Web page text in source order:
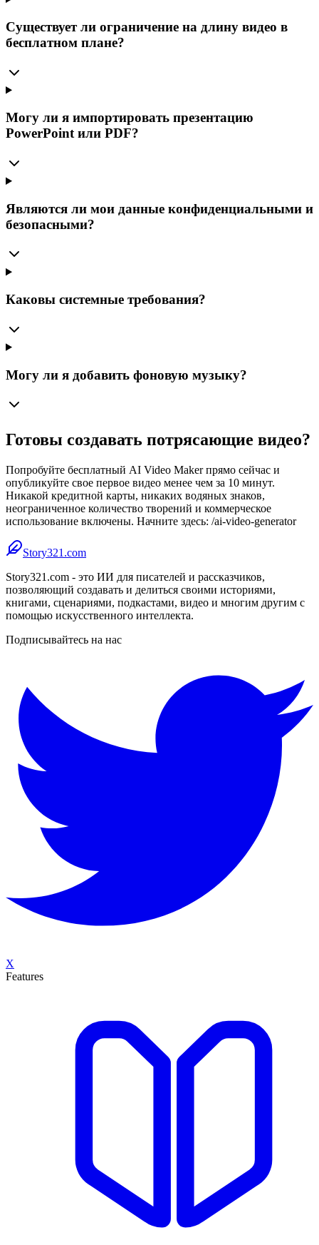
Существует ли ограничение на длину видео в
бесплатном плане?
Могу ли я импортировать презентацию
PowerPoint или PDF?
Являются ли мои данные конфиденциальными и
безопасными?
Каковы системные требования?
Могу ли я добавить фоновую музыку?
Готовы создавать потрясающие видео?
Попробуйте бесплатный AI Video Maker прямо сейчас и
опубликуйте свое первое видео менее чем за 10 минут.
Никакой кредитной карты, никаких водяных знаков,
неограниченное количество творений и коммерческое
использование включены. Начните здесь: /ai-video-generator
Story321.com
Story321.com - это ИИ для писателей и рассказчиков,
позволяющий создавать и делиться своими историями,
книгами, сценариями, подкастами, видео и многим другим с
помощью искусственного интеллекта.
Подписывайтесь на нас
X
Features